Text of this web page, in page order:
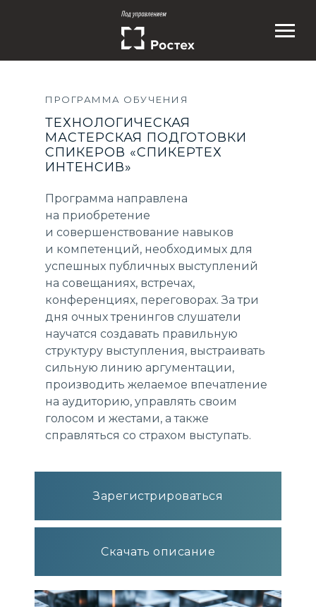
ТЕХНОЛОГИЧЕСКАЯ
МАСТЕРСКАЯ ПОДГОТОВКИ
СПИКЕРОВ «СПИКЕРТЕХ
ИНТЕНСИВ»
Программа направлена
на приобретение
и совершенствование навыков
и компетенций, необходимых для
успешных публичных выступлений
на совещаниях, встречах,
конференциях, переговорах. За три
дня очных тренингов слушатели
научатся создавать правильную
структуру выступления, выстраивать
сильную линию аргументации,
производить желаемое впечатление
на аудиторию, управлять своим
голосом и жестами, а также
справляться со страхом выступать.
ПРОГРАММА ОБУЧЕНИЯ
Зарегистрироваться
Скачать описание